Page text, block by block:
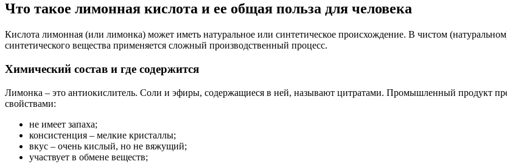
Что такое лимонная кислота и ее общая польза для человека
Кислота лимонная (или лимонка) может иметь натуральное или синтетическое происхождение. В чистом
синтетического вещества применяется сложный производственный процесс.
Химический состав и где содержится
Лимонка – это антиокислитель. Соли и эфиры, содержащиеся в ней, называют цитратами. Промышленный продукт
свойствами:
не имеет запаха;
консистенция – мелкие кристаллы;
вкус – очень кислый, но не вяжущий;
участвует в обмене веществ;